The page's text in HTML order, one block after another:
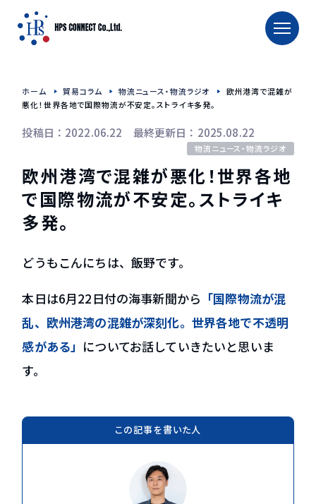
ホーム
タイへの輸出入
タイへのお酒輸出入
タイへの食品用機械輸送
会社紹介
グループ会社 HPS Tradeについて
お問い合わせ
ホーム 貿易コラム 物流ニュース・物流ラジオ
欧州港湾で混雑が
悪化！世界各地で国際物流が不安定。ストライキ多発。
投稿日：2022.06.22 最終更新日：2025.08.22
物流ニュース・物流ラジオ
欧州港湾で混雑が悪化！世界各地
で国際物流が不安定。ストライキ
多発。
どうもこんにちは、飯野です。
本日は6月22日付の海事新聞から 「国際物流が混
乱、欧州港湾の混雑が深刻化。世界各地で不透明
感がある」 についてお話していきたいと思いま
す。
この記事を書いた人